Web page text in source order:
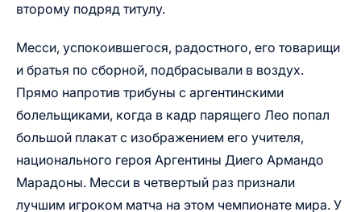
второму подряд титулу.
Месси, успокоившегося, радостного, его товарищи
и братья по сборной, подбрасывали в воздух.
Прямо напротив трибуны с аргентинскими
болельщиками, когда в кадр парящего Лео попал
большой плакат с изображением его учителя,
национального героя Аргентины Диего Армандо
Марадоны. Месси в четвертый раз признали
лучшим игроком матча на этом чемпионате мира. У